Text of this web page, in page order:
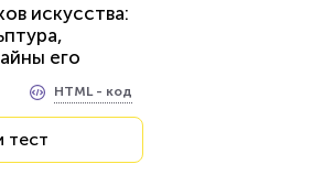
искусства:
его
вам
HTML - код
тест